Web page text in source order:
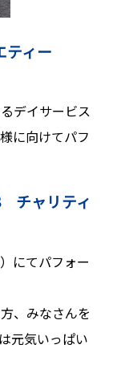
ティー
デイサービス
に向けてパフ
チャリティ
にてパフォー
、みなさんを
元気いっぱい